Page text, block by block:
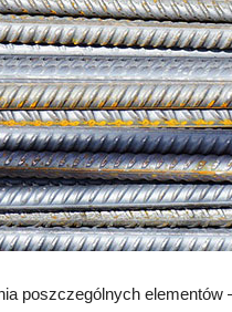
poszczególnych elementów